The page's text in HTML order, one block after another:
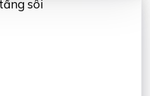
nhiệt do nước làm nguội